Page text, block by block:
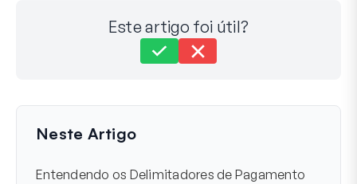
Este artigo foi útil?
Última atualização em 17 de nov. de 2024
Neste Artigo
Entendendo os Delimitadores de Pagamento